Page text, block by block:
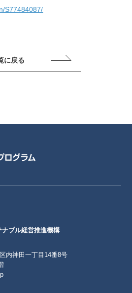
S77484087/
に戻る
ブル経営推進機構
内神田一丁目14番8号